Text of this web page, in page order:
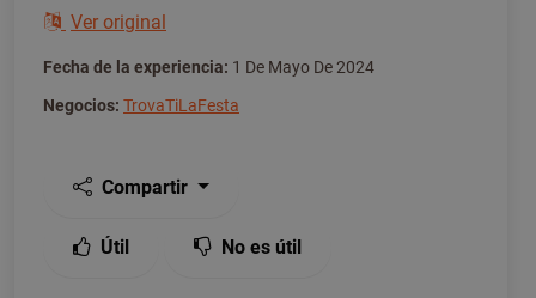
Ver original
Fecha de la experiencia: 1 De Mayo De 2024
Negocios: TrovaTiLaFesta
Compartir
Útil No es útil